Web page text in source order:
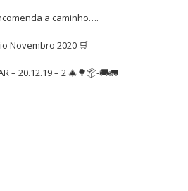
a caminho….
Novembro 2020 🛒
– 20.12.19 – 2 🎄🌳📦-🚚🚛